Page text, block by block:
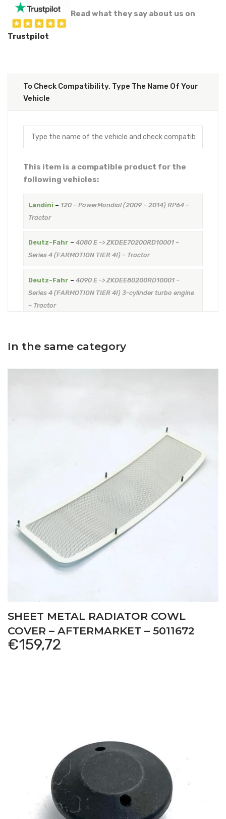
Read what they say about us on
Trustpilot
To Check Compatibility, Type The Name Of Your
Vehicle
This item is a compatible product for the
following vehicles:
Landini– 120 – PowerMondial (2009 – 2014) RP64 –
Tractor
Deutz-Fahr – 4080 E -> ZKDEE70200RD10001 –
Series 4 (FARMOTION TIER 4I) – Tractor
Deutz-Fahr – 4090 E -> ZKDEE80200RD10001 –
Series 4 (FARMOTION TIER 4I) 3-cylinder turbo engine
– Tractor
STRIKE (FARMOTION TIER 4I) – Tractor
Same–ARGON 100 – ARGON (FARMOTION TIER 4I)
EXPLORER 90.4 – EXPLORER (FARMOTION
TIER 4I) from serial number ZKDCF80200TS20001 –
In the same category
SHEET METAL RADIATOR COWL
COVER – AFTERMARKET – 5011672
€159,72